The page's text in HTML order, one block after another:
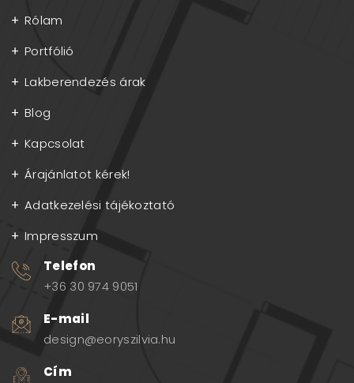
Rólam
Portfólió
Lakberendezés árak
Blog
Kapcsolat
Árajánlatot kérek!
Adatkezelési tájékoztató
Impresszum
Telefon
+36 30 974 9051
E-mail
design@eoryszilvia.hu
Cím